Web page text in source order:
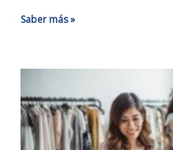
Saber más »